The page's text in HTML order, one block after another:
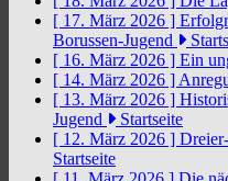
[ 17. März 2026 ]
Borussen-Jugend
[ 16. März 2026 ] Ein
[ 14. März 2026 ]
[ 13. März 2026 ]
Jugend
Startseite
[ 12. März 2026 ]
Startseite